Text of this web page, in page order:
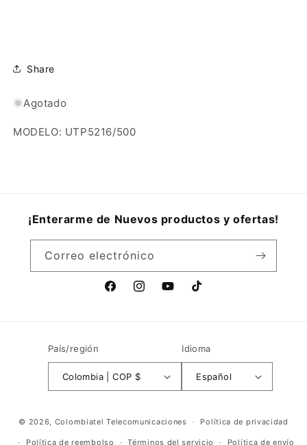
Share
Agotado
MODELO: UTP5216/500
¡Enterarme de Nuevos productos y ofertas!
Correo electrónico
FacebookInstagramYouTubeTikTok
País/región
Colombia | COP $
Idioma
Español
de
© 2026, Colombiatel Telecomunicaciones Política de privacidad
Política de reembolso Términos del servicio Política de envío